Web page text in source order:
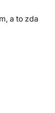
a to zda